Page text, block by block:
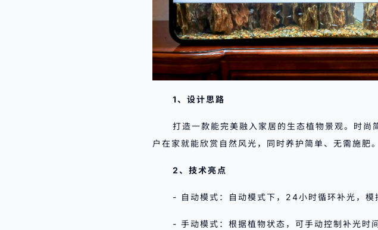
1、设计思路
打造一款能完美融入家居的生态植物景观。时
户在家就能欣赏自然风光，同时养护简单、无需施肥。
2、技术亮点
- 自动模式：自动模式下，24小时循环补光，模
- 手动模式：根据植物状态，可手动控制补光时